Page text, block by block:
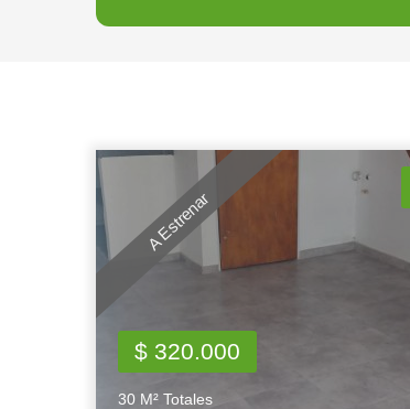
A Estrenar
$ 320.000
30 M² Totales